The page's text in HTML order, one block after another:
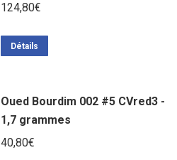
124,80€
Détails
Oued Bourdim 002 #5 CVred3 -
1,7 grammes
40,80€